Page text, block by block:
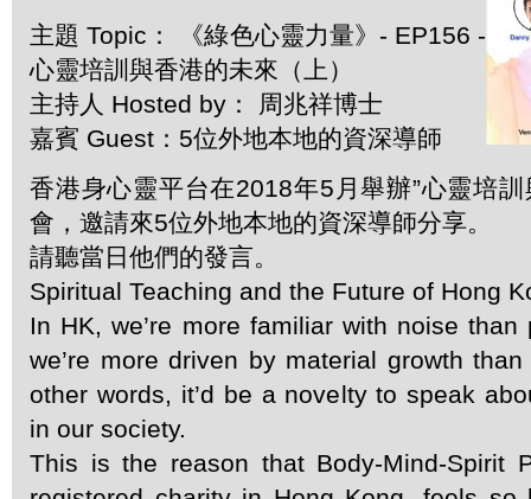
主題 Topic： 《綠色心靈力量》- EP156 -
心靈培訓與香港的未來（上）
主持人 Hosted by： 周兆祥博士
嘉賓 Guest：5位外地本地的資深導師
香港身心靈平台在2018年5月舉辦”心靈培
會，邀請來5位外地本地的資深導師分享。
請聽當日他們的發言。
Spiritual Teaching and the Future of Hong
In HK, we’re more familiar with noise
we’re more driven by material growth
other words, it’d be a novelty to speak
in our society.
This is the reason that Body-Mind-Spirit